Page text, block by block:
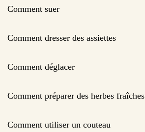
Comment suer
Comment dresser des assiettes
Comment déglacer
Comment préparer des herbes fraîches
Comment utiliser un couteau